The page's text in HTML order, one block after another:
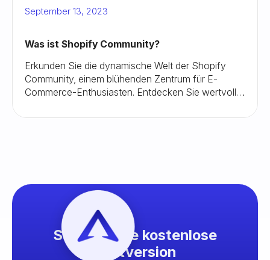
September 13, 2023
Was ist Shopify Community?
Erkunden Sie die dynamische Welt der Shopify
Community, einem blühenden Zentrum für E-
Commerce-Enthusiasten. Entdecken Sie wertvolle
bauen Sie Ihr Online-Geschäft effektiv aus.
Starte deine kostenlose
Testversion